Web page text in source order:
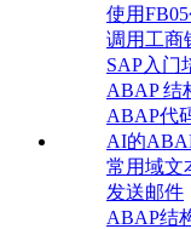
使用
调用工商
SAP入门
ABAP 结
ABAP代
AI的
常用域文
发送邮件
ABAP结